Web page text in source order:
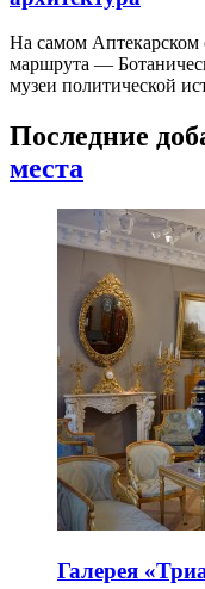
На самом Аптекарском
маршрута —
музеи политической
Последние
места
Галерея